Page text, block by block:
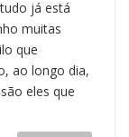
já está
muitas
que
ao longo dia,
eles que